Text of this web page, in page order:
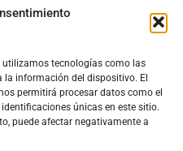
utilizamos tecnologías como las
información del dispositivo. El
permitirá procesar datos como el
únicas en este sitio.
puede afectar negativamente a